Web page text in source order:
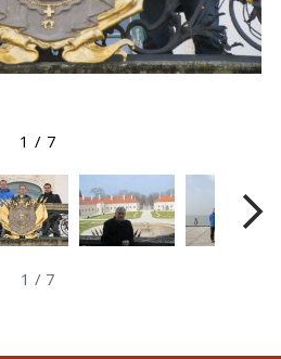
1 / 7
1 / 7